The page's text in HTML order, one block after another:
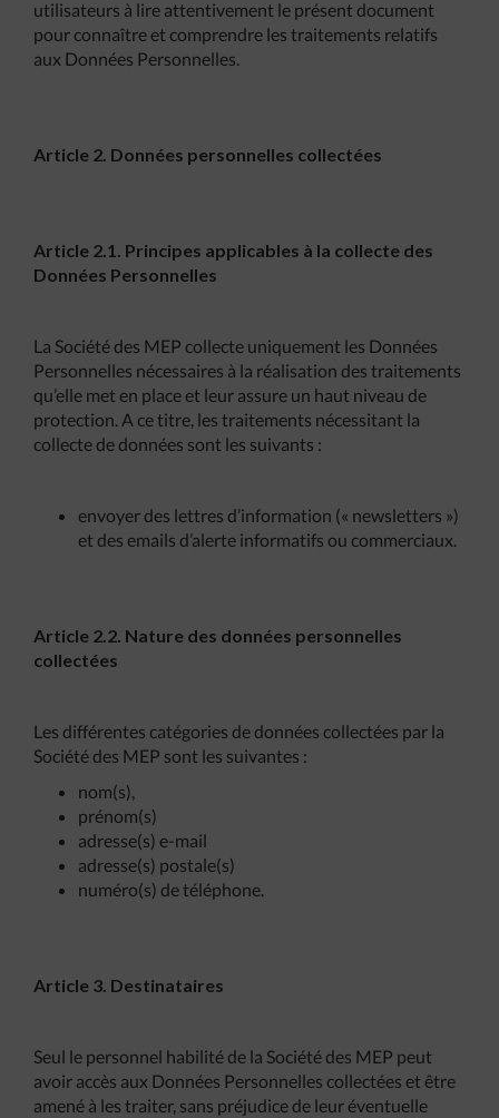
utilisateurs à lire attentivement le présent document
pour connaître et comprendre les traitements relatifs
aux Données Personnelles.
Article 2. Données personnelles collectées
Article 2.1. Principes applicables à la collecte des
Données Personnelles
La Société des MEP collecte uniquement les Données
Personnelles nécessaires à la réalisation des traitements
qu’elle met en place et leur assure un haut niveau de
protection. A ce titre, les traitements nécessitant la
collecte de données sont les suivants :
envoyer des lettres d’information (« newsletters »)
et des emails d’alerte informatifs ou commerciaux.
Article 2.2. Nature des données personnelles
collectées
Les différentes catégories de données collectées par la
Société des MEP sont les suivantes :
nom(s),
prénom(s)
adresse(s) e-mail
adresse(s) postale(s)
numéro(s) de téléphone.
Article 3. Destinataires
Seul le personnel habilité de la Société des MEP peut
avoir accès aux Données Personnelles collectées et être
amené à les traiter, sans préjudice de leur éventuelle